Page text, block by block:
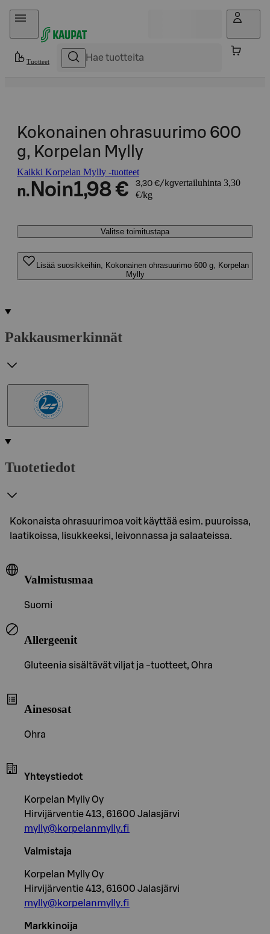
Hyppää sisältöön
Tuotteet
Kokonainen ohrasuurimo 600
g, Korpelan Mylly
Kaikki Korpelan Mylly -tuotteet
n. Noin1,98 € 3,30 €/kgvertailuhinta 3,30
€/kg
Valitse toimitustapa
Lisää suosikkeihin, Kokonainen ohrasuurimo 600 g, Korpelan
Mylly
Pakkausmerkinnät
Tuotetiedot
Kokonaista ohrasuurimoa voit käyttää esim. puuroissa,
laatikoissa, lisukkeeksi, leivonnassa ja salaateissa.
Valmistusmaa
Suomi
Allergeenit
Gluteenia sisältävät viljat ja -tuotteet, Ohra
Ainesosat
Ohra
Yhteystiedot
Korpelan Mylly Oy
Hirvijärventie 413, 61600 Jalasjärvi
mylly@korpelanmylly.fi
Valmistaja
Korpelan Mylly Oy
Hirvijärventie 413, 61600 Jalasjärvi
mylly@korpelanmylly.fi
Markkinoija